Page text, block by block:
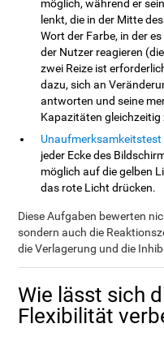
möglich, während er
lenkt, die in der Mitte
Wort der Farbe, in der
der Nutzer reagieren
zwei Reize ist
dazu, sich an
antworten und seine
Kapazitäten gleichzeitig
Unaufmerksamkeitstest
jeder Ecke des
möglich auf die gelben
das rote Licht drücken.
Diese Aufgaben bewerten
sondern auch die
die Verlagerung und die
Wie lässt sich
Flexibilität